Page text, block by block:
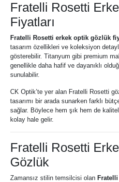
Fratelli Rosetti
Fiyatları
Fratelli Rosetti erkek optik gözlük
tasarım özellikleri ve koleksiyon
gösterebilir. Titanyum gibi premium
genellikle daha hafif ve dayanıklı
sunulabilir.
CK Optik’te yer alan Fratelli Rosetti
tasarımı bir arada sunarken farklı
sağlar. Böylece hem şık hem de
kolay hale gelir.
Fratelli Rosetti
Gözlük
Zamansız stilin temsilcisi olan